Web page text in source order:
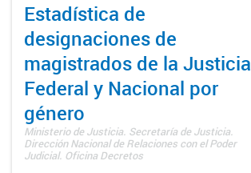
Estadística de
designaciones de
magistrados de la Justicia
Federal y Nacional por
género
Ministerio de Justicia. Secretaría de Justicia.
Dirección Nacional de Relaciones con el Poder
Judicial. Oficina Decretos